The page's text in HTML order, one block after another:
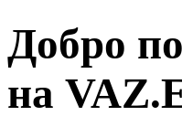
Добро
на